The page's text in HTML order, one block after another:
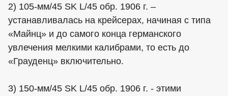
2) 105-мм/45 SK L/45 обр. 1906 г. –
устанавливалась на крейсерах, начиная с типа
«Майнц» и до самого конца германского
увлечения мелкими калибрами, то есть до
«Грауденц» включительно.
3) 150-мм/45 SK L/45 обр. 1906 г. - этими